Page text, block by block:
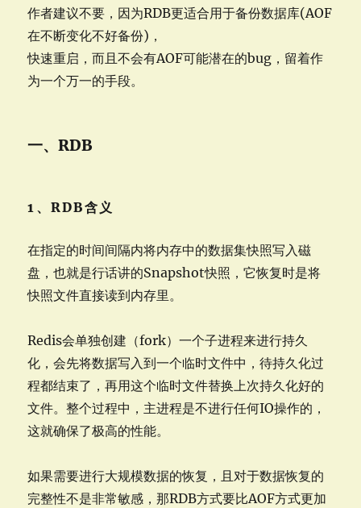
分
作者建议不要，因为RDB更适合用于备份数据库(AOF
在不断变化不好备份)，
快速重启，而且不会有AOF可能潜在的bug，留着作
为一个万一的手段。
一、RDB
1、RDB含义
在指定的时间间隔内将内存中的数据集快照写入磁
盘，也就是行话讲的Snapshot快照，它恢复时是将
快照文件直接读到内存里。
Redis会单独创建（fork）一个子进程来进行持久
化，会先将数据写入到一个临时文件中，待持久化过
程都结束了，再用这个临时文件替换上次持久化好的
文件。整个过程中，主进程是不进行任何IO操作的，
这就确保了极高的性能。
如果需要进行大规模数据的恢复，且对于数据恢复的
完整性不是非常敏感，那RDB方式要比AOF方式更加